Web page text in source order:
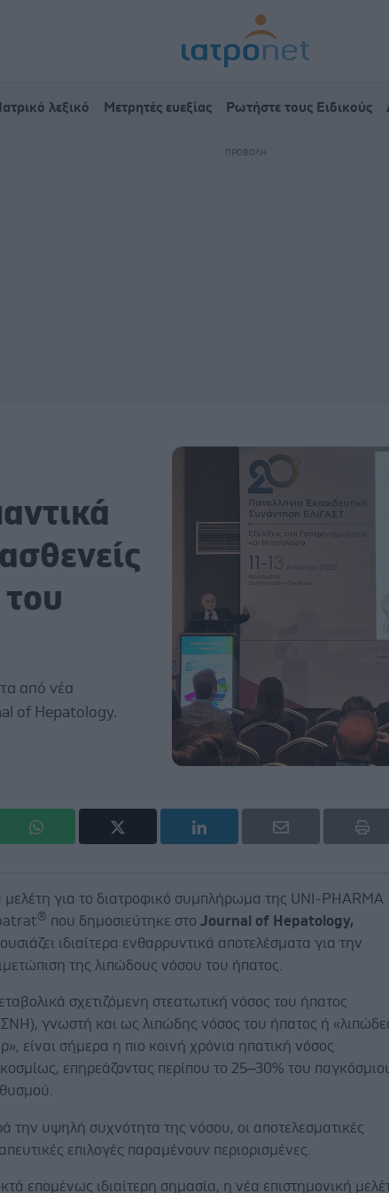
Ιατρικό λεξικό Μετρητές ευεξίας Ρωτήστε τους Ειδικούς
από νέα
of Hepatology.
μελέτη για το διατροφικό συμπλήρωμα της UNI-PHARMA
® που δημοσιεύτηκε στο Journal of Hepatology,
ιδιαίτερα ενθαρρυντικά αποτελέσματα για την
της λιπώδους νόσου του ήπατος.
σχετιζόμενη στεατωτική νόσος του ήπατος
γνωστή και ως λιπώδης νόσος του ήπατος ή
είναι σήμερα η πιο κοινή χρόνια ηπατική νόσος
επηρεάζοντας περίπου το 25–30% του
την υψηλή συχνότητα της νόσου, οι αποτελεσματικές
επιλογές παραμένουν περιορισμένες.
επομένως ιδιαίτερη σημασία, η νέα επιστημονική